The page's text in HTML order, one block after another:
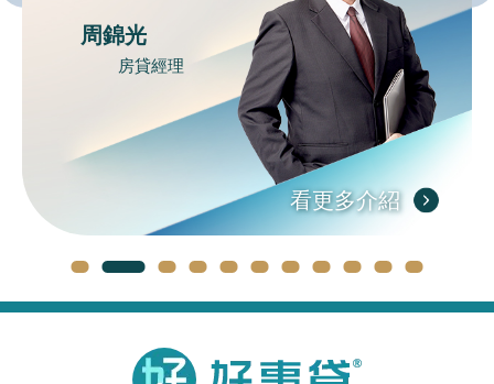
周錦光
房貸經理
看更多介紹